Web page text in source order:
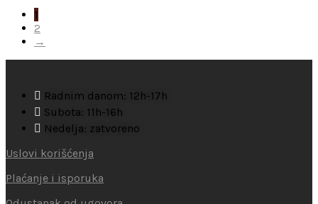
1
2
→
Radnim danom: 12h-17h
Subota: 11h-16h
Nedelja: zatvoreno
Uslovi korišćenja
Plaćanje i isporuka